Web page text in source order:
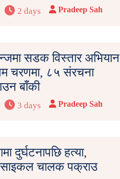
2 days Pradeep Sah
सडक विस्तार अभियान
चरणमा, ८५ संरचना
बाँकी
3 days Pradeep Sah
दुर्घटनापछि हत्या,
चालक पक्राउ